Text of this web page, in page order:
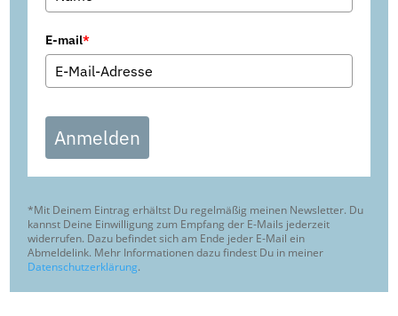
E-mail*
Anmelden
*Mit Deinem Eintrag erhältst Du regelmäßig meinen Newsletter. Du
kannst Deine Einwilligung zum Empfang der E-Mails jederzeit
widerrufen. Dazu befindet sich am Ende jeder E-Mail ein
Abmeldelink. Mehr Informationen dazu findest Du in meiner
Datenschutzerklärung.